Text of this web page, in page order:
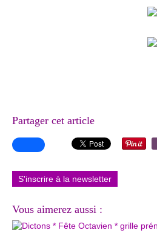
Partager cet article
S'inscrire à la newsletter
Vous aimerez aussi :